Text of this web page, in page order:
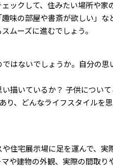
ックして、住みたい場所や家
味の部屋や書斎が欲しい」な
ムーズに進むでしょう。
はないでしょうか。自分の思
描いているか？ 子供につい
り、どんなライフスタイルを
住宅展示場に足を運んで、実
や建物の外観、実際の間取り